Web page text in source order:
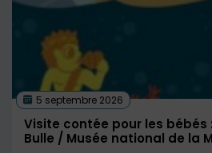
5 septembre 2026
Visite contée pour les bébés
Bulle / Musée national de la